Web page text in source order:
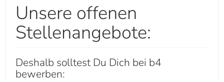
Unsere offenen
Stellenangebote:
Deshalb solltest Du Dich bei b4
bewerben: